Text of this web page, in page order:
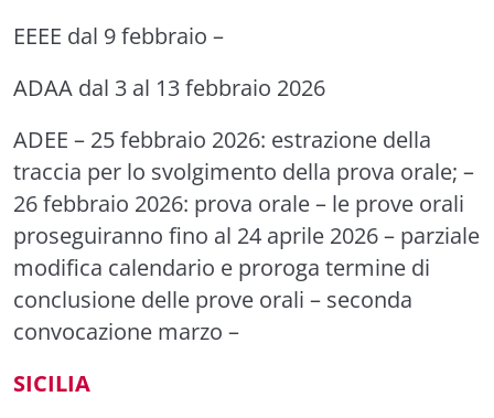
EEEE dal 9 febbraio –
ADAA dal 3 al 13 febbraio 2026
ADEE – 25 febbraio 2026: estrazione della
traccia per lo svolgimento della prova orale; –
26 febbraio 2026: prova orale – le prove orali
proseguiranno fino al 24 aprile 2026 – parziale
modifica calendario e proroga termine di
conclusione delle prove orali – seconda
convocazione marzo –
SICILIA